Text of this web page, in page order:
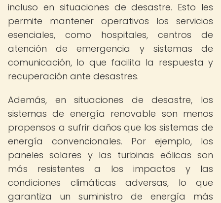
incluso en situaciones de desastre. Esto les
permite mantener operativos los servicios
esenciales, como hospitales, centros de
atención de emergencia y sistemas de
comunicación, lo que facilita la respuesta y
recuperación ante desastres.
Además, en situaciones de desastre, los
sistemas de energía renovable son menos
propensos a sufrir daños que los sistemas de
energía convencionales. Por ejemplo, los
paneles solares y las turbinas eólicas son
más resistentes a los impactos y las
condiciones climáticas adversas, lo que
garantiza un suministro de energía más